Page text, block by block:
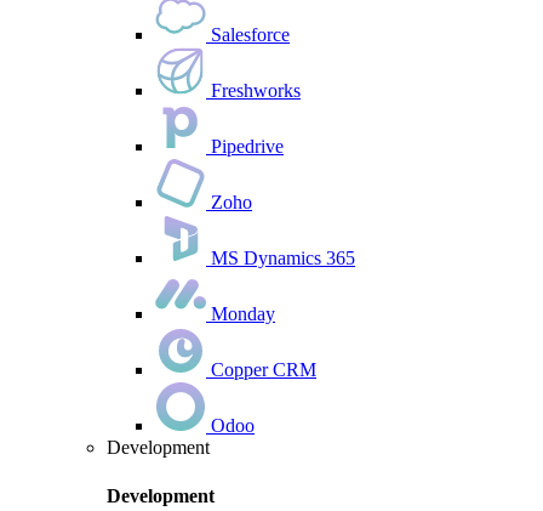
Salesforce
Freshworks
Pipedrive
Zoho
MS Dynamics 365
Monday
Copper CRM
Odoo
Development
Development